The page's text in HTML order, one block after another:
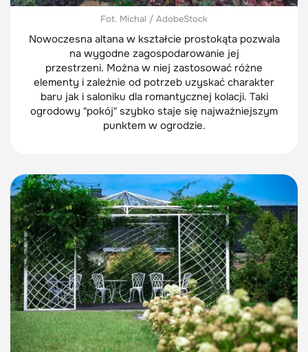
Fot. Michal / AdobeStock
Nowoczesna altana w kształcie prostokąta pozwala
na wygodne zagospodarowanie jej
przestrzeni. Można w niej zastosować różne
elementy i zależnie od potrzeb uzyskać charakter
baru jak i saloniku dla romantycznej kolacji. Taki
ogrodowy "pokój" szybko staje się najważniejszym
punktem w ogrodzie.